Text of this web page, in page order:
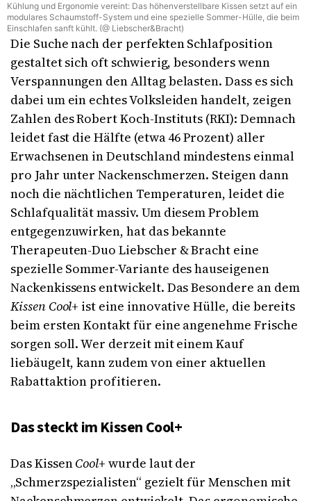
Kühlung und Ergonomie vereint: Das höhenverstellbare Kissen setzt auf ein
modulares Schaumstoff-System und eine spezielle Sommer-Hülle, die beim
Einschlafen sanft kühlt. (@ Liebscher&Bracht)
Die Suche nach der perfekten Schlafposition
gestaltet sich oft schwierig, besonders wenn
Verspannungen den Alltag belasten. Dass es sich
dabei um ein echtes Volksleiden handelt, zeigen
Zahlen des Robert Koch-Instituts (RKI): Demnach
leidet fast die Hälfte (etwa 46 Prozent) aller
Erwachsenen in Deutschland mindestens einmal
pro Jahr unter Nackenschmerzen. Steigen dann
noch die nächtlichen Temperaturen, leidet die
Schlafqualität massiv. Um diesem Problem
entgegenzuwirken, hat das bekannte
Therapeuten-Duo Liebscher & Bracht eine
spezielle Sommer-Variante des hauseigenen
Nackenkissens entwickelt. Das Besondere an dem
Kissen Cool+ ist eine innovative Hülle, die bereits
beim ersten Kontakt für eine angenehme Frische
sorgen soll. Wer derzeit mit einem Kauf
liebäugelt, kann zudem von einer aktuellen
Rabattaktion profitieren.
Das steckt im Kissen Cool+
Das KissenCool+wurde laut der
„Schmerzspezialisten“ gezielt für Menschen mit